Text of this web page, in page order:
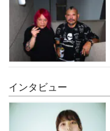
インタビュー